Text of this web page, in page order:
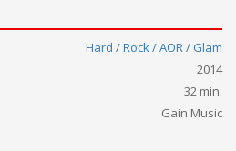
Hard / Rock / AOR / Glam
2014
32 min.
Gain Music